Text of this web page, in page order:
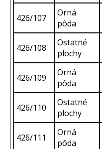
426/107
Orná
pôda
426/108
Ostatné
plochy
426/109
Orná
pôda
426/110
Ostatné
plochy
426/111
Orná
pôda